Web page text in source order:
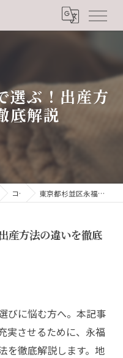
選ぶ！出産方
底解説
コラム 東京都杉並区永福で選ぶ！出産方法の違いを徹底解説
産方法の違いを徹底
びに悩む方へ。本記事
実させるために、永福
を徹底解説します。地